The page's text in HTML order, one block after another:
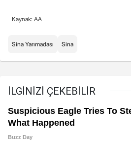
Kaynak: AA
Sina Yarımadası Sina